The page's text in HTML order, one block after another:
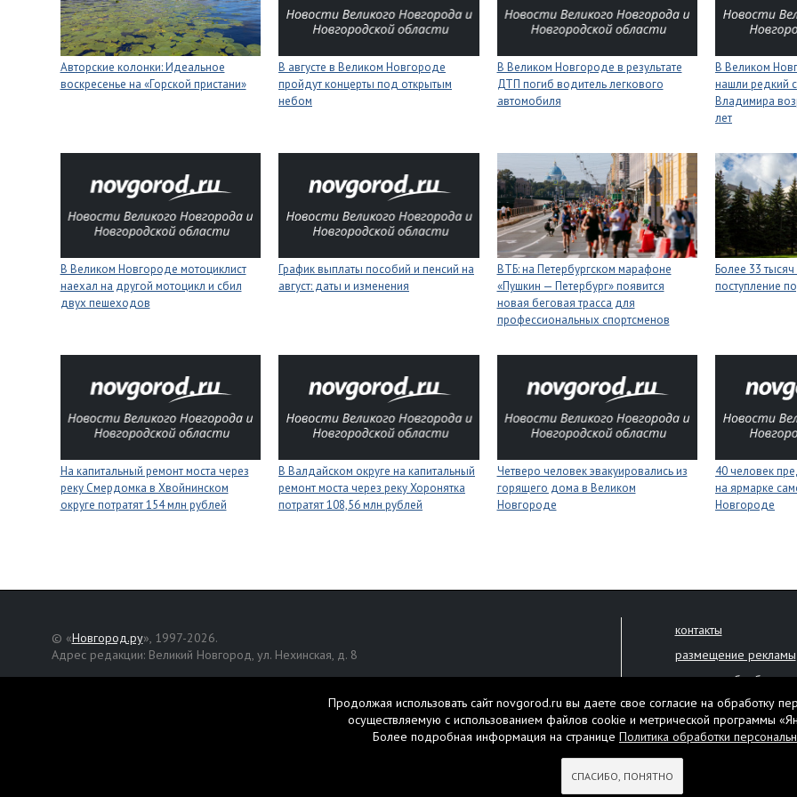
Авторские колонки: Идеальное
воскресенье на «Горской пристани»
В августе в Великом Новгороде
пройдут концерты под открытым
небом
В Великом Новгороде в результате
ДТП погиб водитель легкового
автомобиля
В Великом
нашли редкий
Владимира
лет
В Великом Новгороде мотоциклист
наехал на другой мотоцикл и сбил
двух пешеходов
График выплаты пособий и пенсий на
август: даты и изменения
ВТБ: на Петербургском марафоне
«Пушкин — Петербург» появится
новая беговая трасса для
профессиональных спортсменов
Более 33
поступление
На капитальный ремонт моста через
реку Смердомка в Хвойнинском
округе потратят 154 млн рублей
В Валдайском округе на капитальный
ремонт моста через реку Хоронятка
потратят 108,56 млн рублей
Четверо человек эвакуировались из
горящего дома в Великом
Новгороде
40 человек
на ярмарке
Новгороде
© «Новгород.ру», 1997-2026.
Адрес редакции: Великий Новгород, ул. Нехинская, д. 8
, публикуются на правах рекламы.
контакты
размещение рекламы
политика обработки
Настоящий ресурс
Нашли ошибку?
Продолжая использовать сайт novgorod.ru вы даете свое согласие на обработку
осуществляемую с использованием файлов cookie и метрической программы
Более подробная информация на странице Политика обработки
СПАСИБО, ПОНЯТНО